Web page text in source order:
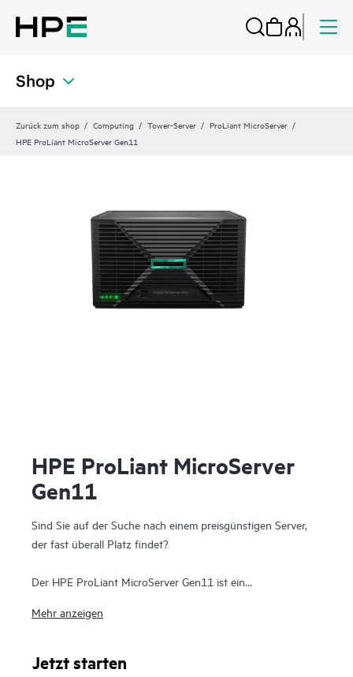
Shop
Zurück zum shop Computing Tower-Server
ProLiant MicroServer
HPE ProLiant MicroServer Gen11
HPE ProLiant MicroServer
Gen11
Sind Sie auf der Suche nach einem preisgünstigen Server,
der fast überall Platz findet?
Der HPE ProLiant MicroServer Gen11 ist ein
Einstiegsserver
Standards der Enterprise-Class in Bezug auf Leistung,
Mehr anzeigen
Jetzt starten